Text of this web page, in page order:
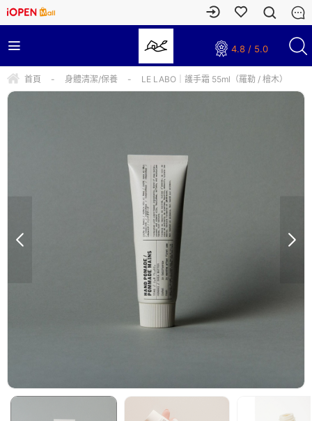
4.8 / 5.0
首頁 - 身體清潔/保養 - LE LABO｜護手霜 55ml（羅勒 / 檜木）